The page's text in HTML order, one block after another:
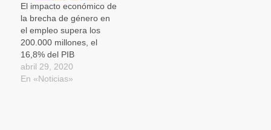
El impacto económico de
la brecha de género en
el empleo supera los
200.000 millones, el
16,8% del PIB
abril 29, 2020
En «Noticias»